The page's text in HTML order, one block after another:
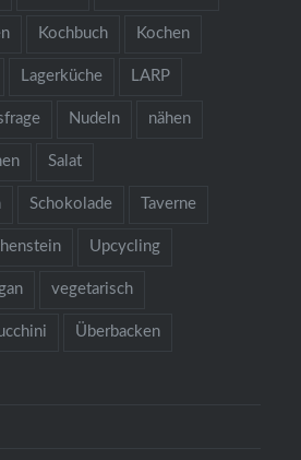
Kochbuch Kochen
Lagerküche LARP
Nudeln nähen
Salat
Schokolade Taverne
Upcycling
vegetarisch
Überbacken